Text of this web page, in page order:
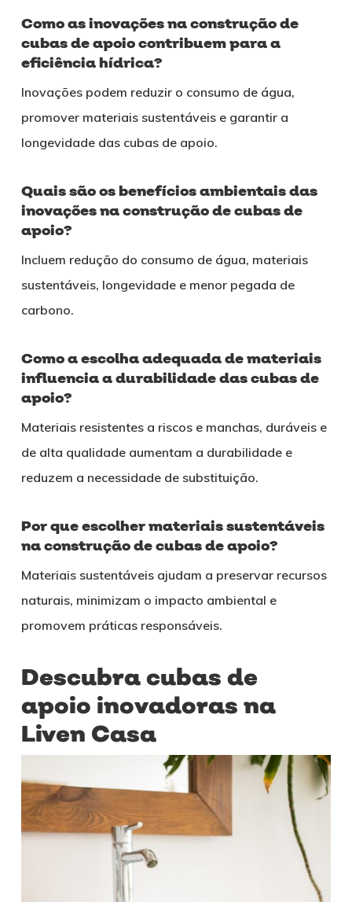
Como as inovações na construção de
cubas de apoio contribuem para a
eficiência hídrica?
Inovações podem reduzir o consumo de água,
promover materiais sustentáveis e garantir a
longevidade das cubas de apoio.
Quais são os benefícios ambientais das
inovações na construção de cubas de
apoio?
Incluem redução do consumo de água, materiais
sustentáveis, longevidade e menor pegada de
carbono.
Como a escolha adequada de materiais
influencia a durabilidade das cubas de
apoio?
Materiais resistentes a riscos e manchas, duráveis e
de alta qualidade aumentam a durabilidade e
reduzem a necessidade de substituição.
Por que escolher materiais sustentáveis
na construção de cubas de apoio?
Materiais sustentáveis ajudam a preservar recursos
naturais, minimizam o impacto ambiental e
promovem práticas responsáveis.
Descubra cubas de
apoio inovadoras na
Liven Casa